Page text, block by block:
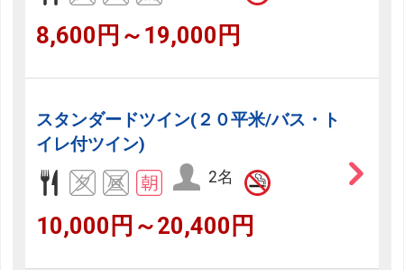
8,600円～19,000円
スタンダードツイン(２０平米/バス・ト
イレ付ツイン)
2名
10,000円～20,400円